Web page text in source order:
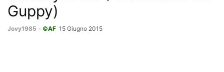
Guppy)
Jovy1985 - ©AF 15 Giugno 2015